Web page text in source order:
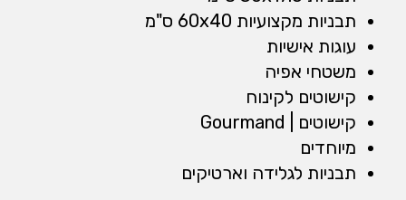
תבניות מקצועיות 60x40 ס"מ
עוגות אישיות
משטחי אפיה
קישוטים לקינוח
קישוטים | Gourmand
מיוחדים
תבניות לגלידה וארטיקים